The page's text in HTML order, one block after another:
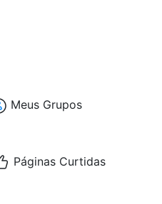
Meus Grupos
Páginas Curtidas